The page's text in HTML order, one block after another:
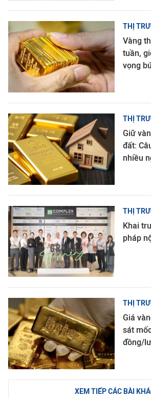
THỊ
Vàng
tuần,
vọng
THỊ
Giữ
đất:
nhiều
THỊ
Khai
pháp
THỊ
Giá
sát
đồng/
XEM TIẾP CÁC BÀI